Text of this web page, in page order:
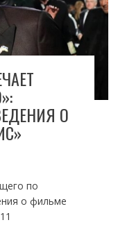
О
по
о фильме